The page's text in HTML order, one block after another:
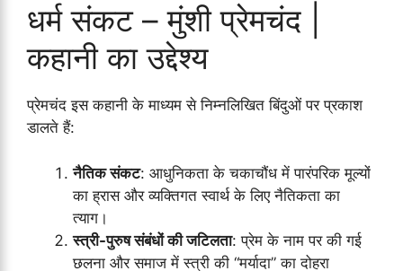
धर्म संकट – मुंशी प्रेमचंद |
कहानी का उद्देश्य
प्रेमचंद इस कहानी के माध्यम से निम्नलिखित बिंदुओं पर प्रकाश
डालते हैं:
नैतिक संकट: आधुनिकता के चकाचौंध में पारंपरिक मूल्यों
का ह्रास और व्यक्तिगत स्वार्थ के लिए नैतिकता का
त्याग।
स्त्री-पुरुष संबंधों की जटिलता: प्रेम के नाम पर की गई
छलना और समाज में स्त्री की “मर्यादा” का दोहरा